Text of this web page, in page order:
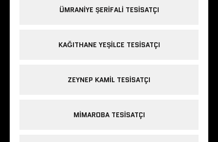
ÜMRANIYE ŞERIFALI TESISATÇI
KAĞITHANE YEŞILCE TESISATÇI
ZEYNEP KAMIL TESISATÇI
MIMAROBA TESISATÇI